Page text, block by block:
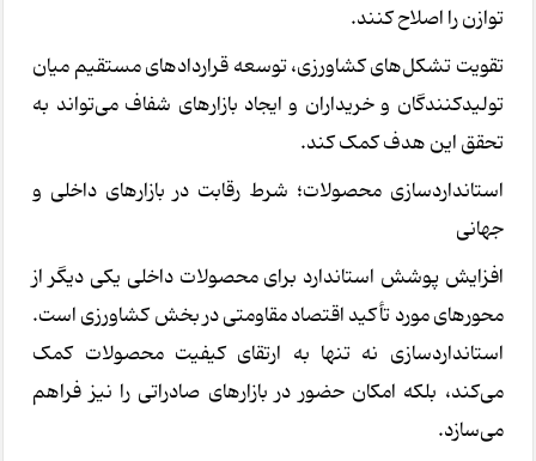
توازن را اصلاح کنند.
تقویت تشکل‌های کشاورزی، توسعه قراردادهای مستقیم میان
تولیدکنندگان و خریداران و ایجاد بازارهای شفاف می‌تواند به
تحقق این هدف کمک کند.
استانداردسازی محصولات؛ شرط رقابت در بازارهای داخلی و
جهانی
افزایش پوشش استاندارد برای محصولات داخلی یکی دیگر از
محورهای مورد تأکید اقتصاد مقاومتی در بخش کشاورزی است.
استانداردسازی نه تنها به ارتقای کیفیت محصولات کمک
می‌کند، بلکه امکان حضور در بازارهای صادراتی را نیز فراهم
می‌سازد.